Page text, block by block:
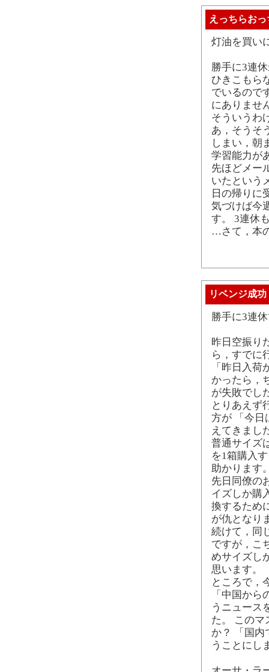
えっちらおっ
灯油を買い
勝手に3連
ひきこもら
でいるので
にありませ
そういうわ
あ，そうそ
しまい，朝
学習能力が
先ほどメー
いたという
日の帰りに
気づけば今
す。 3連休
…さて，本
リベンジ成功
勝手に3連
昨日空振り
ら，すでに
「昨日入
かったら，
が失敗でし
とりあえず
方が 「今
えてきまし
普通サイズ
を1箱購入
助かります
先日同僚の
イズしか購
換するため
が仇となり
続けて，同
ですが，こ
めサイズし
思います。
ところで，
「中国か
うニュース
た。 このマ
か？ 「国内
うことにし